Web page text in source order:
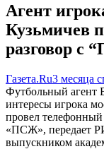
Агент
Кузьмичев
разговор с
Газета.Ru3 месяца
Футбольный агент
интересы игрока
провел телефонный
«ПСЖ», передает
выпускником